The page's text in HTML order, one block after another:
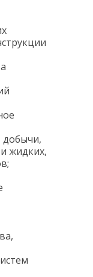
добычи,
жидких,